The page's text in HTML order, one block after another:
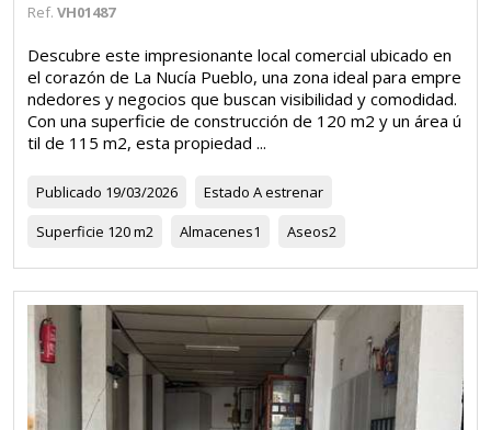
Ref. VH01487
Descubre este impresionante local comercial ubicado en
el corazón de La Nucía Pueblo, una zona ideal para empre
ndedores y negocios que buscan visibilidad y comodidad.
Con una superficie de construcción de 120 m2 y un área ú
til de 115 m2, esta propiedad ...
Publicado 19/03/2026 Estado A estrenar
Superficie 120 m2 Almacenes1 Aseos2